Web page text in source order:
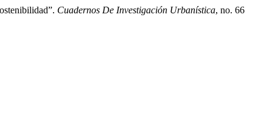
Cuadernos De Investigación Urbanística, no. 66